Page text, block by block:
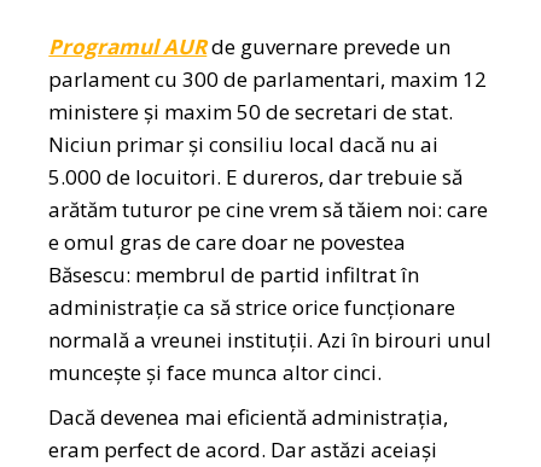
Programul AURde guvernare prevede un
parlament cu 300 de parlamentari, maxim 12
ministere și maxim 50 de secretari de stat.
Niciun primar și consiliu local dacă nu ai
5.000 de locuitori. E dureros, dar trebuie să
arătăm tuturor pe cine vrem să tăiem noi: care
e omul gras de care doar ne povestea
Băsescu: membrul de partid infiltrat în
administrație ca să strice orice funcționare
normală a vreunei instituții. Azi în birouri unul
muncește și face munca altor cinci.
Dacă devenea mai eficientă administrația,
eram perfect de acord. Dar astăzi aceiași